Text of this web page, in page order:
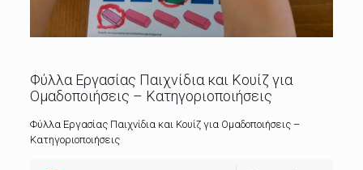
Φύλλα Εργασίας Παιχνίδια και Κουίζ για
Ομαδοποιήσεις – Κατηγοριοποιήσεις
Φύλλα Εργασίας Παιχνίδια και Κουίζ για Ομαδοποιήσεις –
Κατηγοριοποιήσεις